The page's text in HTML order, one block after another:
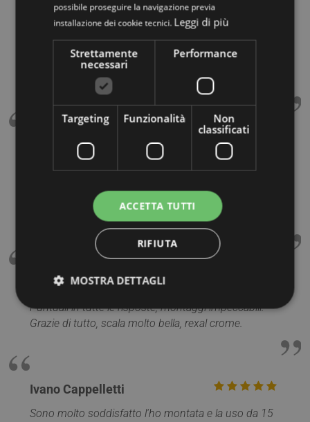
Ottimo prodotto! Abbiamo installato la scala ca. 10
anni fa' e sembra montata ieri. La professionalità
dell’azienda e del venditore, oltre ad un ottimo
rapporto qualità/prezzo, ci ha fatto scegliere questa
Antonio Dona
Ho scelto questo marchio per il rapporto qualità /
molto professionale e curato nei minimi dettagli.
Posso solo consigliare questo marchio.
Luigi balducci
Puntuali in tutte le risposte, montaggi impeccabili.
Grazie di tutto, scala molto bella, rexal crome.
Ivano Cappelletti
Sono molto soddisfatto l'ho montata e la uso da 15
possibile proseguire la navigazione previa
installazione dei cookie tecnici. Leggi di più
Strettamente
necessari
Performance
Targeting Funzionalità
Non
classificati
ACCETTA TUTTI
RIFIUTA
MOSTRA DETTAGLI
I cookie strettamente necessari consentono le
funzionalità principali del sito web come l'accesso
può essere utilizzato correttamente senza i cookie